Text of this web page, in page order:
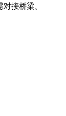
接桥梁。